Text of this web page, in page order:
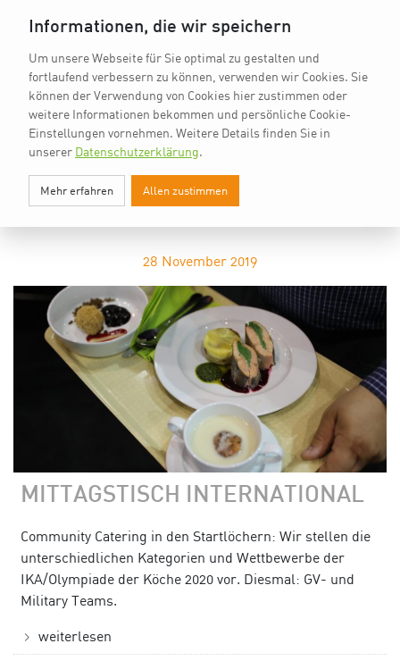
GV
BEITRÄGE MIT DEM SCHLAGWORT
28 November 2019
MITTAGSTISCH INTERNATIONAL
Community Catering in den Startlöchern: Wir stellen die
unterschiedlichen Kategorien und Wettbewerbe der
IKA/Olympiade der Köche 2020 vor. Diesmal: GV- und
Military Teams.
weiterlesen
Informationen, die wir speichern
Um unsere Webseite für Sie optimal zu gestalten und
fortlaufend verbessern zu können, verwenden wir Cookies. Sie
können der Verwendung von Cookies hier zustimmen oder
weitere Informationen bekommen und persönliche Cookie-
Einstellungen vornehmen. Weitere Details finden Sie in
unserer Datenschutzerklärung.
Mehr erfahren Allen zustimmen